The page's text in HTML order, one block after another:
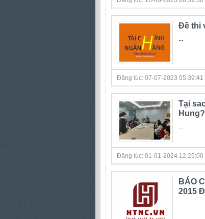
Đề thi
...
Đăng lúc: 07-07-2023 05:39:41
Tại
Hung?
...
Đăng lúc: 01-01-2024 12:25:00
BÁO
2015
...